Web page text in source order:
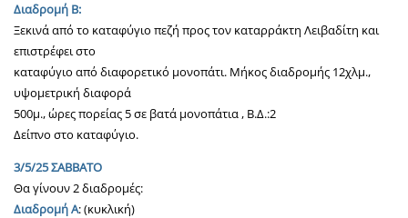
Διαδρομή Β:
Ξεκινά από το καταφύγιο πεζή προς τον καταρράκτη Λειβαδίτη και
επιστρέφει στο
καταφύγιο από διαφορετικό μονοπάτι. Μήκος διαδρομής 12χλμ.,
υψομετρική διαφορά
500μ., ώρες πορείας 5 σε βατά μονοπάτια , B.Δ.:2
Δείπνο στο καταφύγιο.
3/5/25 ΣΑΒΒΑΤΟ
Θα γίνουν 2 διαδρομές:
Διαδρομή Α: (κυκλική)